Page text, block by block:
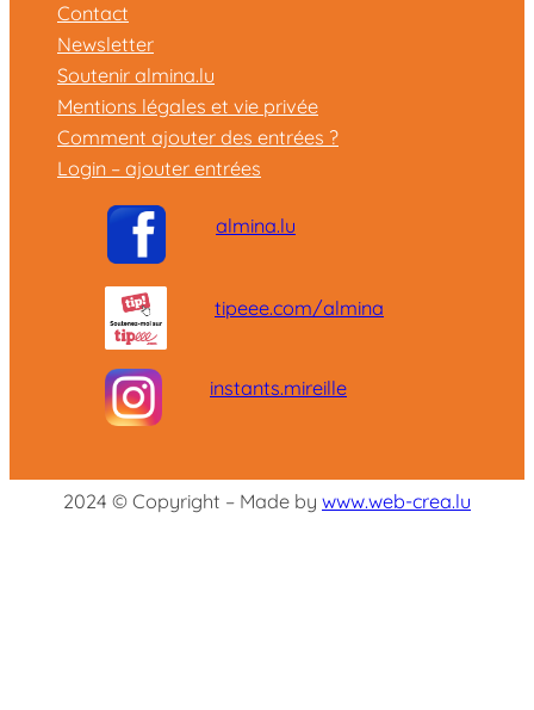
Contact
Newsletter
Soutenir almina.lu
Mentions légales et vie privée
Comment ajouter des entrées ?
Login – ajouter entrées
almina.lu
tipeee.com/almina
instants.mireille
2024 © Copyright – Made by www.web-crea.lu